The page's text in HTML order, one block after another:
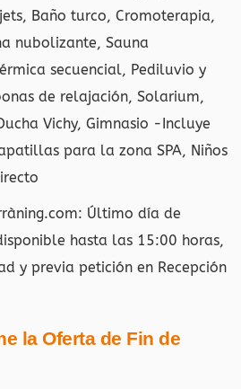
Baño turco, Cromoterapia,
nubolizante, Sauna
secuencial, Pediluvio y
de relajación, Solarium,
Vichy, Gimnasio -Incluye
para la zona SPA, Niños
Último día de
hasta las 15:00 horas,
y previa petición en Recepción
la Oferta de Fin de